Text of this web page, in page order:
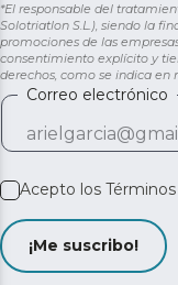
*El responsable del
Solotriatlon S.L.), siendo la
promociones de las
consentimiento explícito y
derechos, como se indica en
Correo electrónico
Acepto los
¡Me suscribo!